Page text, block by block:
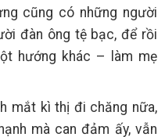
cũng có những người
đàn ông tệ bạc, để rồi
hướng khác – làm mẹ
mắt kì thị đi chăng nữa,
mà can đảm ấy, vẫn